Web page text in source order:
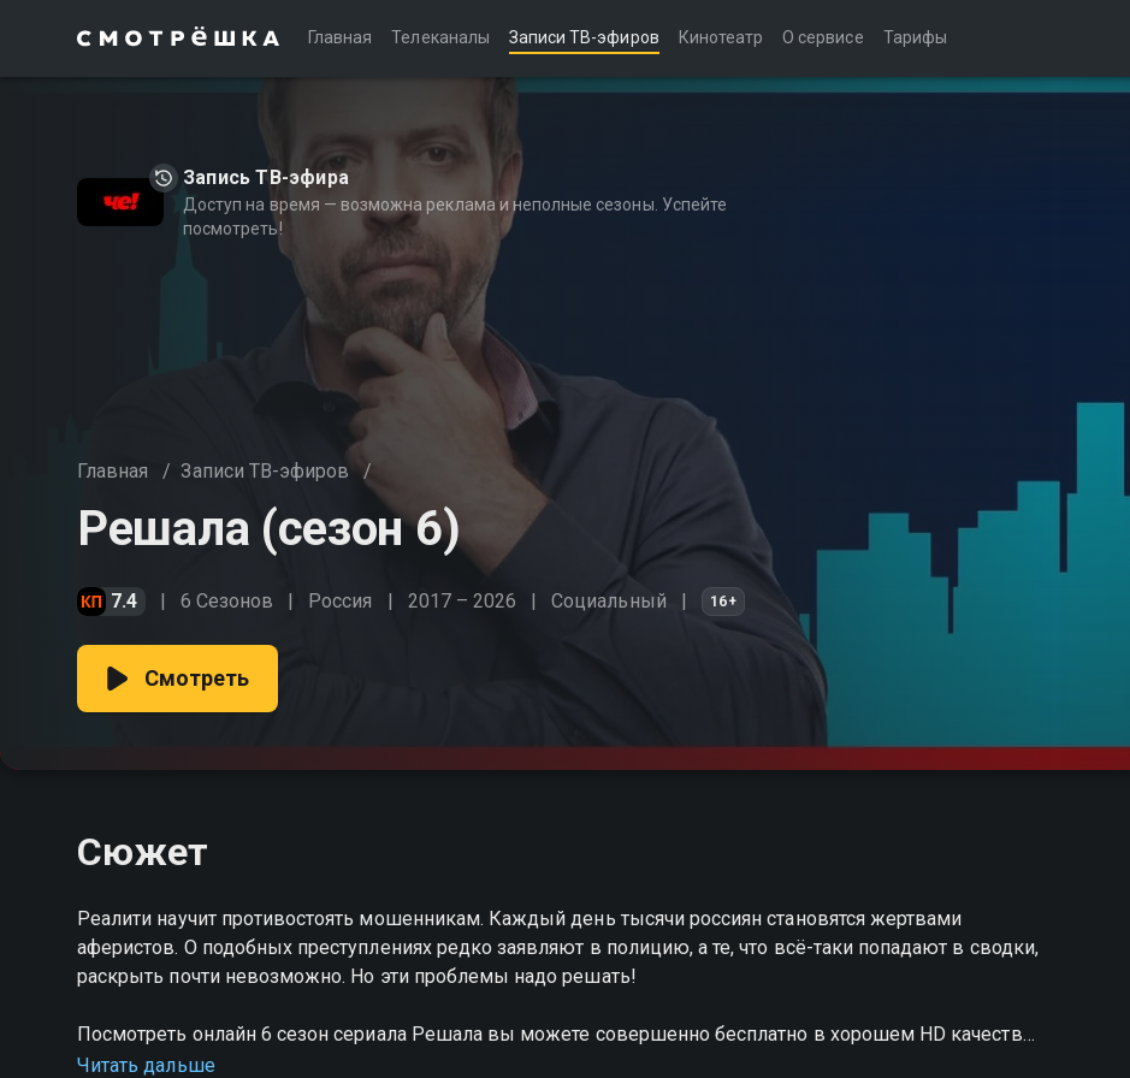
Главная Телеканалы Записи ТВ-эфиров Кинотеатр О сервисе Тарифы
Запись ТВ-эфира
Доступ на время — возможна реклама и неполные сезоны. Успейте
посмотреть!
Главная / Записи ТВ-эфиров /
Решала (сезон 6)
7.4 6 Сезонов Россия 2017 – 2026 Социальный 16+
Смотреть
Сюжет
Реалити научит противостоять мошенникам. Каждый день тысячи россиян становятся жертвами
аферистов. О подобных преступлениях редко заявляют в полицию, а те, что всё-таки попадают в сводки,
раскрыть почти невозможно. Но эти проблемы надо решать!
Посмотреть онлайн 6 сезон сериала Решала вы можете совершенно бесплатно в хорошем HD качестве
на Смотрёшке
Читать дальше